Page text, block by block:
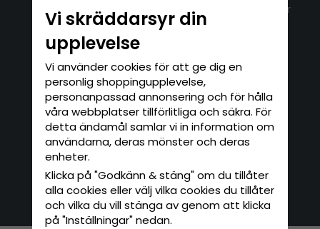
Köpvillkor
Logga in
Populära sökningar
Nyhetsbrev
Skriv in din e-postadress här för att
anmäla dig till vårt nyhetsbrev.
De uppgifter du matar in kommer endast
användas till våra nyhetsbrev.
Vi skräddarsyr din
upplevelse
Vi använder cookies för att ge dig en
personlig shoppingupplevelse,
personanpassad annonsering och för hålla
våra webbplatser tillförlitliga och säkra. För
detta ändamål samlar vi in information om
användarna, deras mönster och deras
enheter.
Klicka på "Godkänn & stäng" om du tillåter
alla cookies eller välj vilka cookies du tillåter
och vilka du vill stänga av genom att klicka
på "Inställningar" nedan.